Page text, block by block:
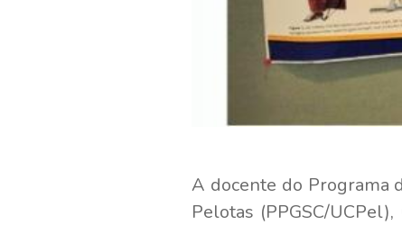
A docente do Programa
Pelotas (PPGSC/